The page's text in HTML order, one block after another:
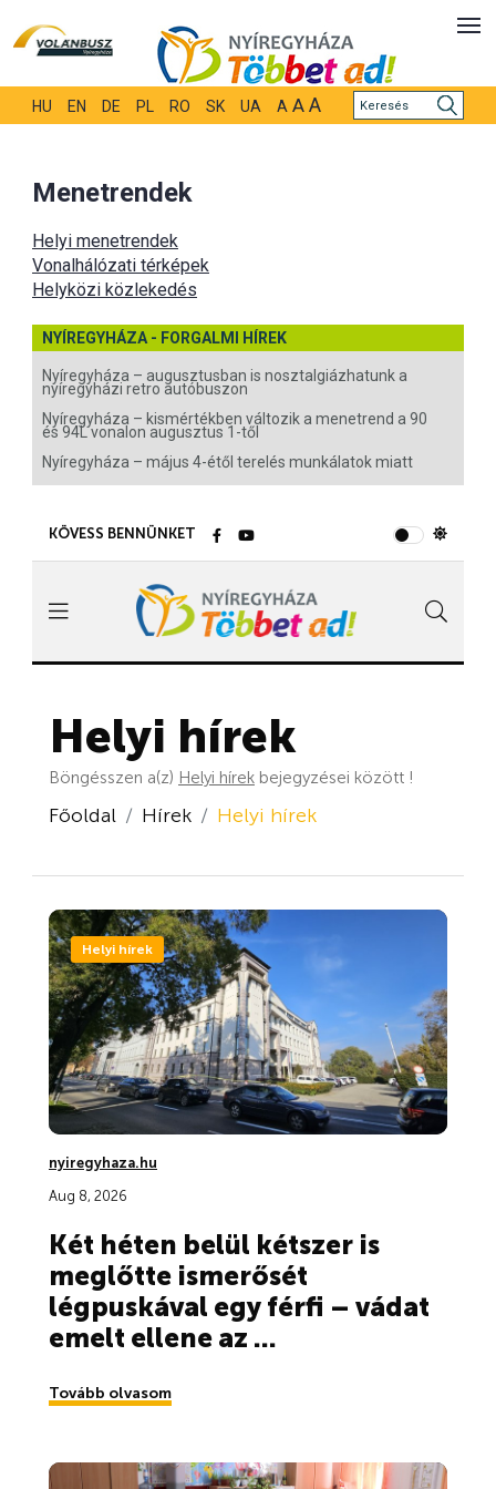
HU EN DE PL RO SK UA A A A
Menetrendek
Helyi menetrendek
Vonalhálózati térképek
Helyközi közlekedés
NYÍREGYHÁZA - FORGALMI HÍREK
Nyíregyháza – augusztusban is nosztalgiázhatunk a
nyíregyházi retro autóbuszon
Nyíregyháza – kismértékben változik a menetrend a 90
és 94L vonalon augusztus 1-től
Nyíregyháza – május 4-étől terelés munkálatok miatt